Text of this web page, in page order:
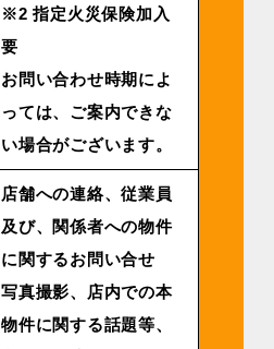
※2 指定火災保険加入
要
お問い合わせ時期によ
っては、ご案内できな
い場合がございます。
店舗への連絡、従業員
及び、関係者への物件
に関するお問い合せ
写真撮影、店内での本
物件に関する話題等、